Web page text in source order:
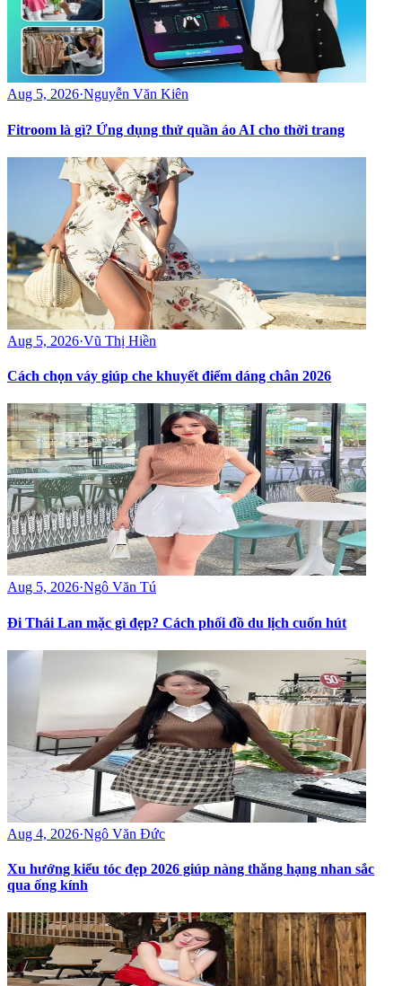
Aug 5, 2026·Nguyễn Văn Kiên
Fitroom là gì? Ứng dụng thử quần áo AI cho thời trang
Aug 5, 2026·Vũ Thị Hiền
Cách chọn váy giúp che khuyết điểm dáng chân 2026
Aug 5, 2026·Ngô Văn Tú
Đi Thái Lan mặc gì đẹp? Cách phối đồ du lịch cuốn hút
Aug 4, 2026·Ngô Văn Đức
Xu hướng kiểu tóc đẹp 2026 giúp nàng thăng hạng nhan sắc
qua ống kính